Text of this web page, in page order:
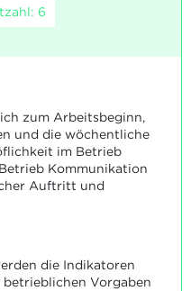
6
zum Arbeitsbeginn,
und die wöchentliche
im Betrieb
Kommunikation
Auftritt und
die Indikatoren
Vorgaben